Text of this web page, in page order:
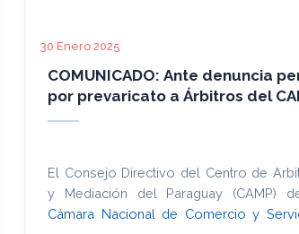
30 Enero 2025
COMUNICADO: Ante denuncia
por prevaricato a Árbitros del
El Consejo Directivo del Centro de
y Mediación del Paraguay (CAMP)
Cámara Nacional de Comercio y